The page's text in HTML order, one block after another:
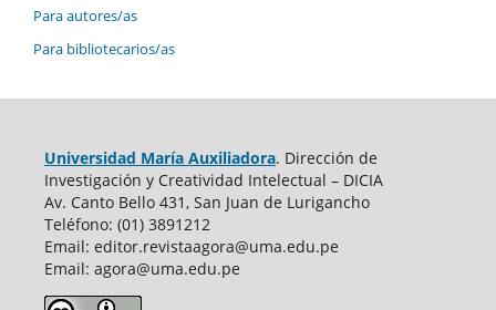
Para autores/as
Para bibliotecarios/as
Universidad María Auxiliadora. Dirección de
Investigación y Creatividad Intelectual – DICIA
Av. Canto Bello 431, San Juan de Lurigancho
Teléfono: (01) 3891212
Email: editor.revistaagora@uma.edu.pe
Email: agora@uma.edu.pe